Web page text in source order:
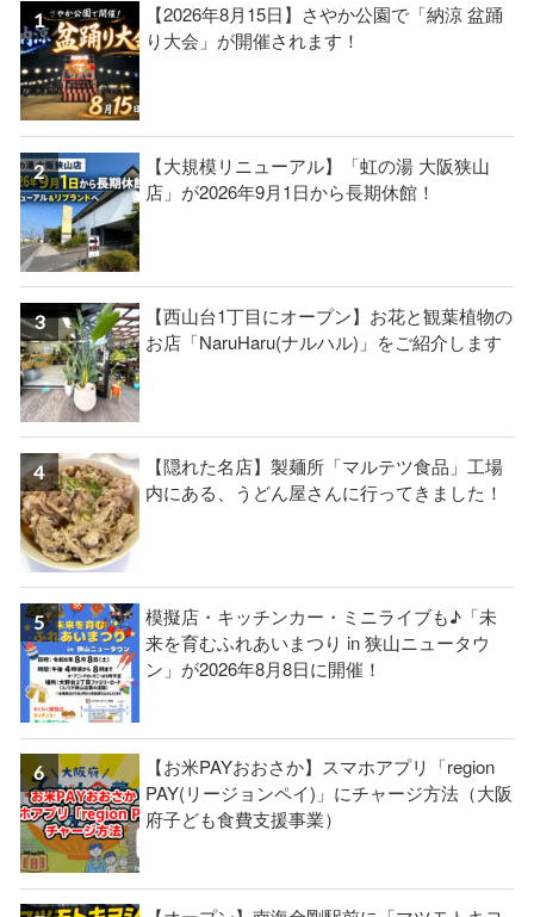
【2026年8月15日】さやか公園で「納涼 盆踊
り大会」が開催されます！
【大規模リニューアル】「虹の湯 大阪狭山
店」が2026年9月1日から長期休館！
【西山台1丁目にオープン】お花と観葉植物の
お店「NaruHaru(ナルハル)」をご紹介します
【隠れた名店】製麺所「マルテツ食品」工場
内にある、うどん屋さんに行ってきました！
模擬店・キッチンカー・ミニライブも♪「未
来を育むふれあいまつり in 狭山ニュータウ
ン」が2026年8月8日に開催！
【お米PAYおおさか】スマホアプリ「region
PAY(リージョンペイ)」にチャージ方法（大阪
府子ども食費支援事業）